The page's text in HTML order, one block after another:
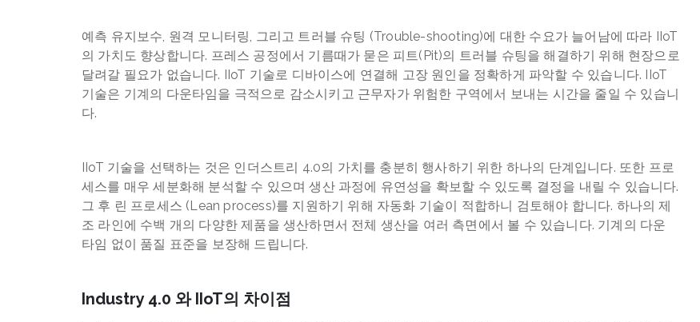
예측 유지보수, 원격 모니터링, 그리고 트러블 슈팅 (Trouble-shooting)에 대한 수요가 늘어남에 따라 IIoT
의 가치도 향상합니다. 프레스 공정에서 기름때가 묻은 피트(Pit)의 트러블 슈팅을 해결하기 위해 현장으로
달려갈 필요가 없습니다. IIoT 기술로 디바이스에 연결해 고장 원인을 정확하게 파악할 수 있습니다. IIoT
기술은 기계의 다운타임을 극적으로 감소시키고 근무자가 위험한 구역에서 보내는 시간을 줄일 수 있습니
다.
IIoT 기술을 선택하는 것은 인더스트리 4.0의 가치를 충분히 행사하기 위한 하나의 단계입니다. 또한 프로
세스를 매우 세분화해 분석할 수 있으며 생산 과정에 유연성을 확보할 수 있도록 결정을 내릴 수 있습니다.
그 후 린 프로세스 (Lean process)를 지원하기 위해 자동화 기술이 적합하니 검토해야 합니다. 하나의 제
조 라인에 수백 개의 다양한 제품을 생산하면서 전체 생산을 여러 측면에서 볼 수 있습니다. 기계의 다운
타임 없이 품질 표준을 보장해 드립니다.
Industry 4.0 와 IIoT의 차이점